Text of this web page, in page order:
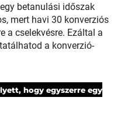
betanulási időszak
mert havi 30 konverziós
a cselekvésre. Ezáltal a
a konverzió-
hogy egyszerre egy